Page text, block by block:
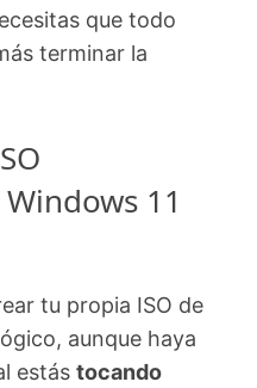
que todo
terminar la
11
tu propia ISO de
aunque haya
estás tocando